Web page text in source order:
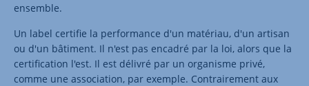
ensemble.
Un label certifie la performance d'un matériau, d'un artisan
ou d'un bâtiment. Il n'est pas encadré par la loi, alors que la
certification l'est. Il est délivré par un organisme privé,
comme une association, par exemple. Contrairement aux